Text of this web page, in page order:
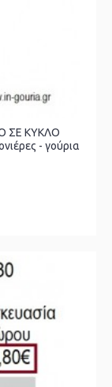
ΣΕ ΚΥΚΛΟ
- γούρια